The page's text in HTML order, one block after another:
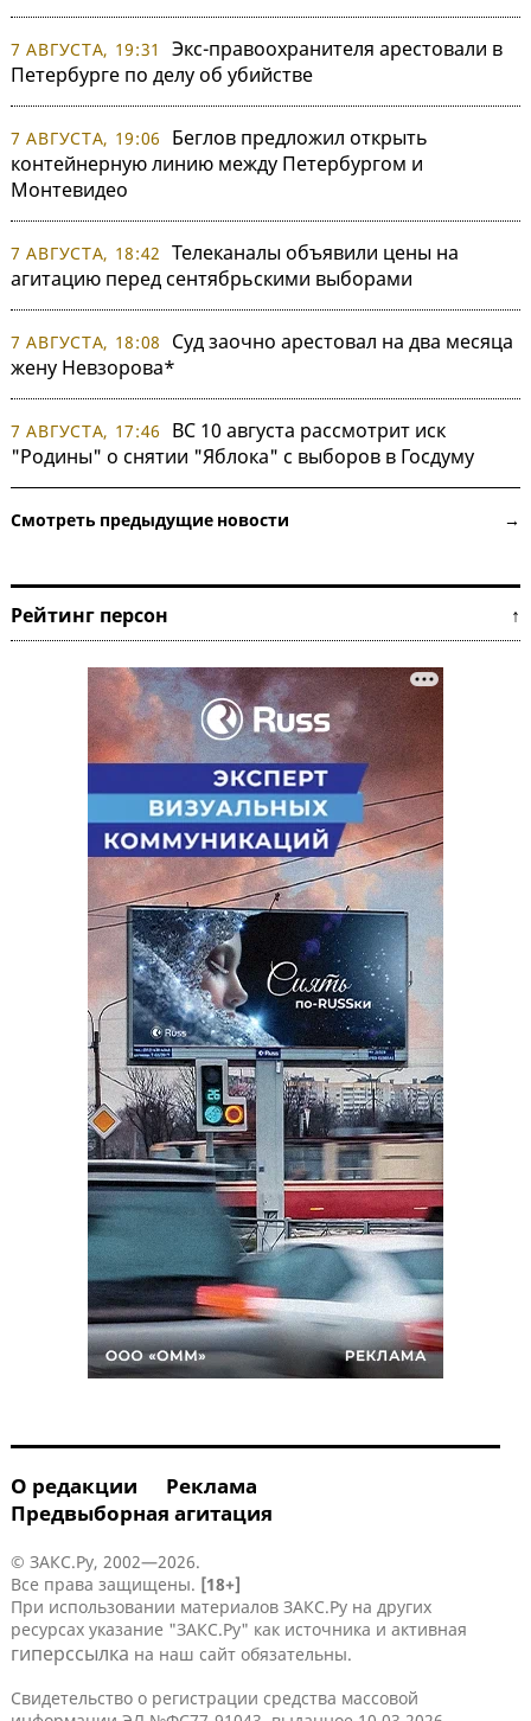
7 АВГУСТА, 19:31
Экс-правоохранителя арестовали в
Петербурге по делу об убийстве
7 АВГУСТА, 19:06
Беглов предложил открыть
контейнерную линию между Петербургом и
Монтевидео
7 АВГУСТА, 18:42 Телеканалы объявили цены на
агитацию перед сентябрьскими выборами
7 АВГУСТА, 18:08
Суд заочно арестовал на два месяца
жену Невзорова*
7 АВГУСТА, 17:46
ВС 10 августа рассмотрит иск
"Родины" о снятии "Яблока" с выборов в Госдуму
Смотреть предыдущие новости →
Рейтинг персон ↑
О редакции
Реклама
Предвыборная агитация
© ЗАКС.Ру, 2002—2026.
Все права защищены. [18+]
При использовании материалов ЗАКС.Ру на других
ресурсах указание "ЗАКС.Ру" как источника и активная
гиперссылка на наш сайт обязательны.
Свидетельство о регистрации средства массовой